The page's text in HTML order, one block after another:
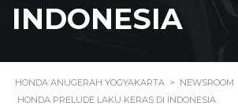
INDONESIA
HONDA ANUGERAH YOGYAKARTA > NEWSROOM
HONDA PRELUDE LAKU KERAS DI INDONESIA